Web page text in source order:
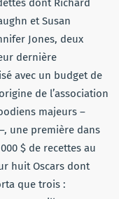
dont Richard
et Susan
Jones, deux
dernière
avec un budget de
de l’association
majeurs –
une première dans
$ de recettes au
huit Oscars dont
que trois :